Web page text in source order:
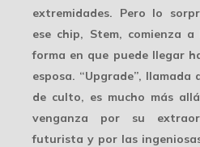
extremidades. Pero lo
ese chip, Stem, comienza
forma en que puede llegar
esposa. “Upgrade”,
de culto, es mucho más
venganza por su
futurista y por las